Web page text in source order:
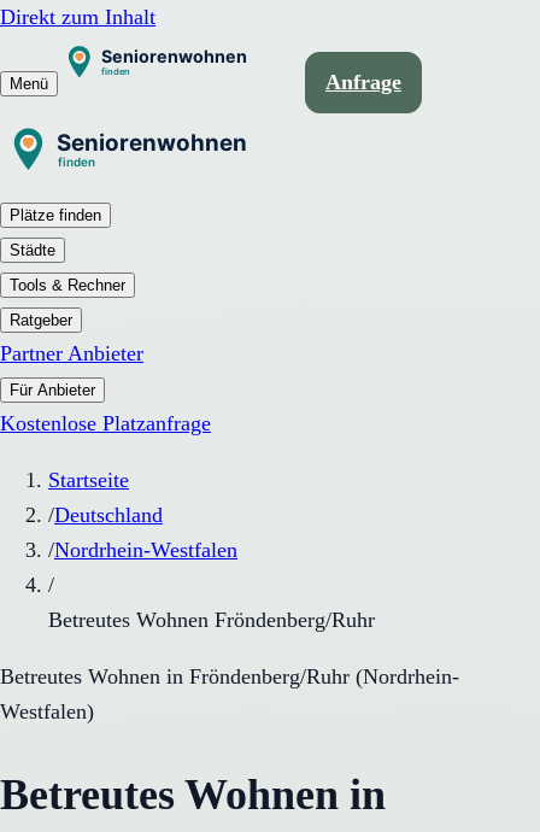
Direkt zum Inhalt
Menü Anfrage
Plätze finden
Städte
Tools & Rechner
Ratgeber
Partner Anbieter
Für Anbieter
Kostenlose Platzanfrage
Startseite
/Deutschland
/Nordrhein-Westfalen
/
Betreutes Wohnen Fröndenberg/Ruhr
Betreutes Wohnen in Fröndenberg/Ruhr (Nordrhein-
Westfalen)
Betreutes Wohnen in